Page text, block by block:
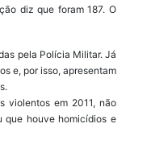
diz que foram 187. O
pela Polícia Militar. Já
e, por isso, apresentam
violentos em 2011, não
que houve homicídios e